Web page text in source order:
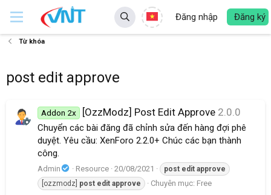
Đăng nhập Đăng ký
Từ khóa
post edit approve
Addon 2x [OzzModz] Post Edit Approve 2.0.0
Chuyển các bài đăng đã chỉnh sửa đến hàng đợi phê
duyệt. Yêu cầu: XenForo 2.2.0+ Chúc các bạn thành
công.
Admin Resource 20/08/2021 post edit approve
[ozzmodz] post edit approve Chuyên mục: Free